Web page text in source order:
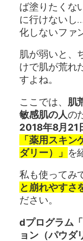
ば塗りたくな
に行けないし
化しないファ
肌が弱いと、
けで肌が荒れ
すよね。
ここでは、
肌
敏感肌の人の
2018年8月21
「薬用スキ
ダリー）」 を
私も使ってみ
と崩れやすさ
ださい。
dプログラム
ョン（パウダ